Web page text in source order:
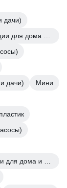
дачи)
дачи)
Мини